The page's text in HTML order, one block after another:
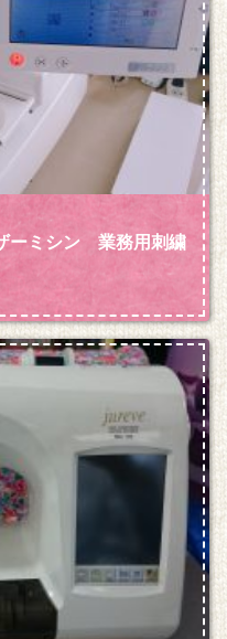
ーミシン 業務用刺繍